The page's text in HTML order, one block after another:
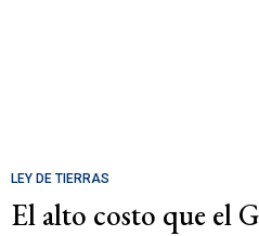
LEY DE TIERRAS
El alto costo que el